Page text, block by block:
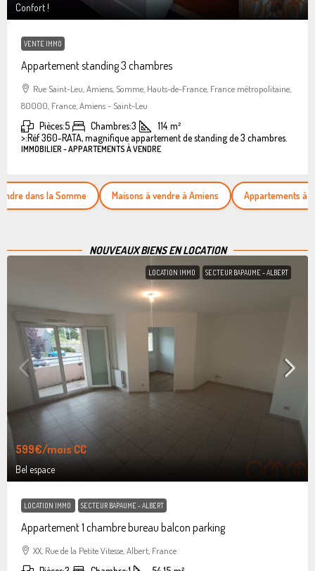
Confort !
VENTE IMMO
Appartement standing 3 chambres
Rue Saint-Leu, Amiens, Somme, Hauts-de-France, France métropolitaine,
80000, France, Amiens - Saint-Leu
Pièces:5 Chambres:3 114 m²
>:Réf 360-RATA, magnifique appartement de standing de 3 chambres.
IMMOBILIER - APPARTEMENTS À VENDRE
la Somme Maisons à vendre à Amiens Appartements à vendre
NOUVEAUX BIENS EN LOCATION
LOCATION IMMO SECTEUR BAPAUME - ALBERT
599€/mois CC
Bel espace
LOCATION IMMO SECTEUR BAPAUME - ALBERT
Appartement 1 chambre bureau balcon parking
XX, Rue de la Petite Vitesse, Albert, France